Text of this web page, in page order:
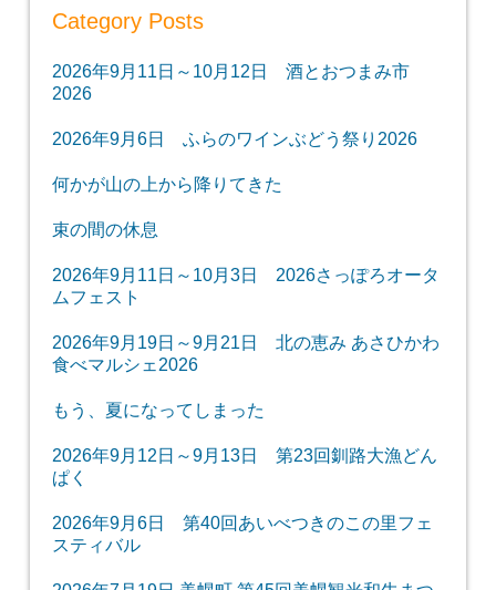
Category Posts
2026年9月11日～10月12日 酒とおつまみ市
2026
2026年9月6日 ふらのワインぶどう祭り2026
何かが山の上から降りてきた
束の間の休息
2026年9月11日～10月3日 2026さっぽろオータ
ムフェスト
2026年9月19日～9月21日 北の恵み あさひかわ
食べマルシェ2026
もう、夏になってしまった
2026年9月12日～9月13日 第23回釧路大漁どん
ぱく
2026年9月6日 第40回あいべつきのこの里フェ
スティバル